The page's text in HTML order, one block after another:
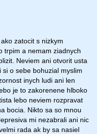
zatocit s nizkym
trpim a nemam ziadnych
Neviem ani otvorit usta
o sebe bohuzial myslim
inych ludi ani len
je to zakorenene hlboko
lebo neviem rozpravat
bocia. Nikto sa so mnou
mi nezabrali ani nic
rada ak by sa nasiel